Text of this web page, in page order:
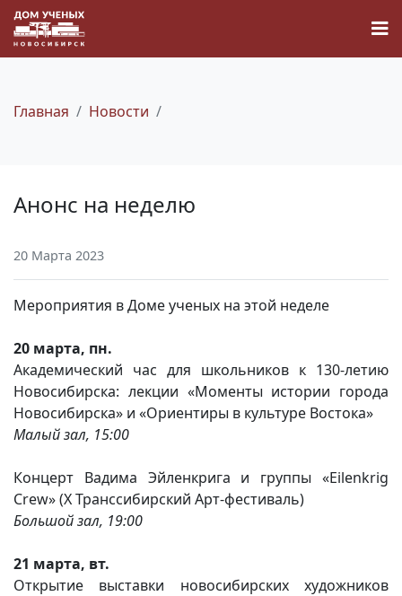
Наука
О Доме учёных
Контакты
Вакансии
Главная Новости
Анонс на неделю
20 Марта 2023
Мероприятия в Доме ученых на этой неделе
20 марта, пн.
Академический час для школьников к 130-летию
Новосибирска: лекции «Моменты истории города
Новосибирска» и «Ориентиры в культуре Востока»
Малый зал, 15:00
Концерт Вадима Эйленкрига и группы «Eilenkrig
Crew» (Х Транссибирский Арт-фестиваль)
Большой зал, 19:00
21 марта, вт.
Открытие выставки новосибирских художников